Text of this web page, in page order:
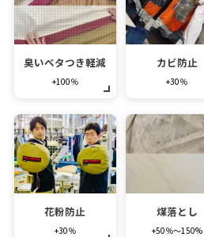
臭いベタつき軽減
+100％
カビ防止
+30％
花粉防止
+30％
煤落とし
+50％～150%